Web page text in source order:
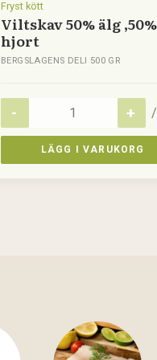
Fryst kött
Viltskav 50% älg ,50%
hjort
BERGSLAGENS DELI 500 GR
LÄGG I VARUKORG